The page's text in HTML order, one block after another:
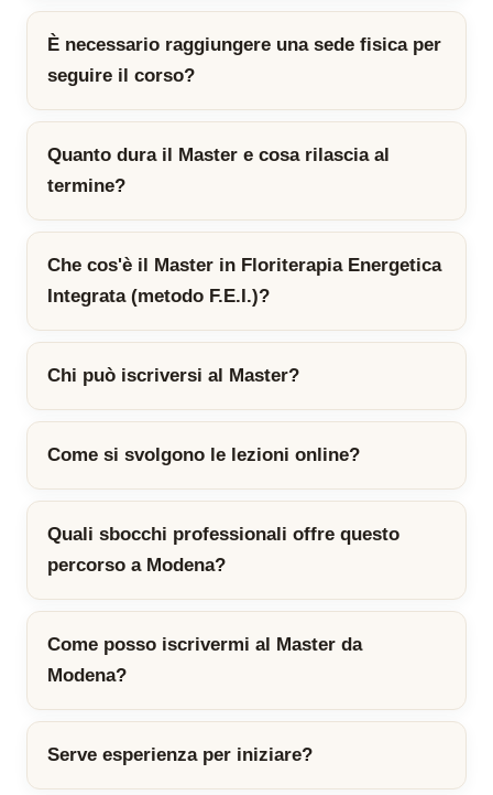
È necessario raggiungere una sede fisica per
seguire il corso?
Quanto dura il Master e cosa rilascia al
termine?
Che cos'è il Master in Floriterapia Energetica
Integrata (metodo F.E.I.)?
Chi può iscriversi al Master?
Come si svolgono le lezioni online?
Quali sbocchi professionali offre questo
percorso a Modena?
Come posso iscrivermi al Master da
Modena?
Serve esperienza per iniziare?